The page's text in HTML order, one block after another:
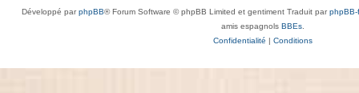
Développé parphpBB® Forum Software © phpBB Limited et gentiment Traduit parphpBB-
amis espagnols BBEs.
Confidentialité
Conditions